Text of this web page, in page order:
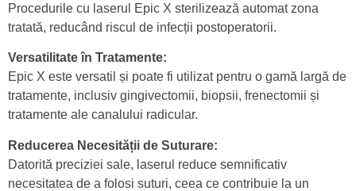
Procedurile cu laserul Epic X sterilizează automat zona
tratată, reducând riscul de infecții postoperatorii.
Versatilitate în Tratamente:
Epic X este versatil și poate fi utilizat pentru o gamă largă de
tratamente, inclusiv gingivectomii, biopsii, frenectomii și
tratamente ale canalului radicular.
Reducerea Necesității de Suturare:
Datorită preciziei sale, laserul reduce semnificativ
necesitatea de a folosi suturi, ceea ce contribuie la un